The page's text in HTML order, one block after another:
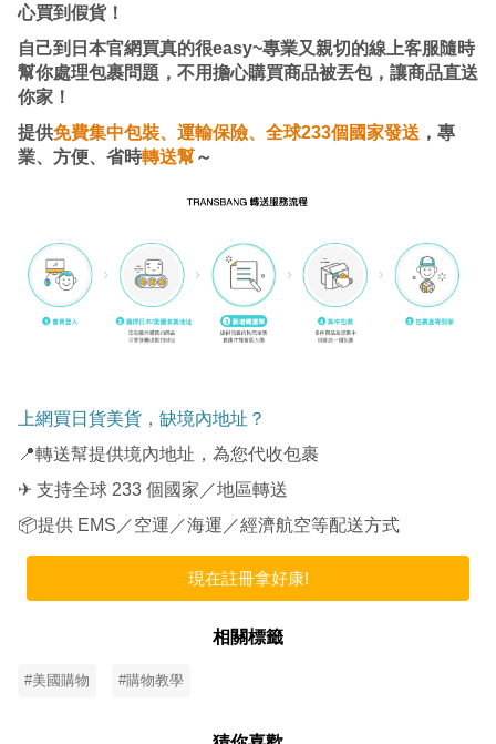
心買到假貨！
自己到日本官網買真的很easy~專業又親切的線上客服隨時
幫你處理包裹問題，不用擔心購買商品被丟包，讓商品直送
你家！
提供免費集中包裝、運輸保險、全球233個國家發送 ，專
業、方便、省時轉送幫～
上網買日貨美貨，缺境內地址？
📍轉送幫提供境內地址，為您代收包裹
✈ 支持全球 233 個國家／地區轉送
📦提供 EMS／空運／海運／經濟航空等配送方式
現在註冊拿好康!
相關標籤
#美國購物 #購物教學